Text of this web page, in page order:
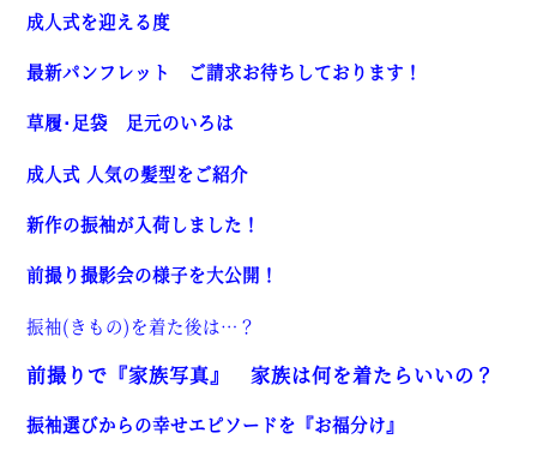
成人式を迎える度
最新パンフレット ご請求お待ちしております！
草履･足袋 足元のいろは
成人式 人気の髪型をご紹介
新作の振袖が入荷しました！
前撮り撮影会の様子を大公開！
振袖(きもの)を着た後は…？
前撮りで『家族写真』 家族は何を着たらいいの？
振袖選びからの幸せエピソードを『お福分け』